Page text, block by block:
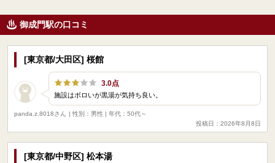
御成門駅の口コミ
[東京都/大田区] 桜館
3.0点
施設はボロいが黒湯が気持ち良い。
panda.z.8018さん
| 性別：男性 | 年代：50代～
投稿日：2026年8月8日
[東京都/中野区] 松本湯